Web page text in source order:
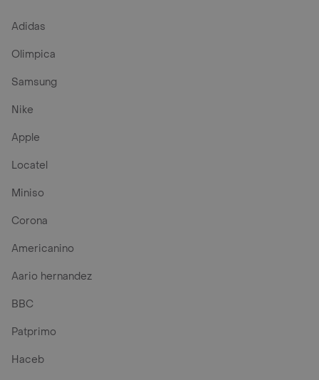
Adidas
Olimpica
Samsung
Nike
Apple
Locatel
Miniso
Corona
Americanino
Aario hernandez
BBC
Patprimo
Haceb